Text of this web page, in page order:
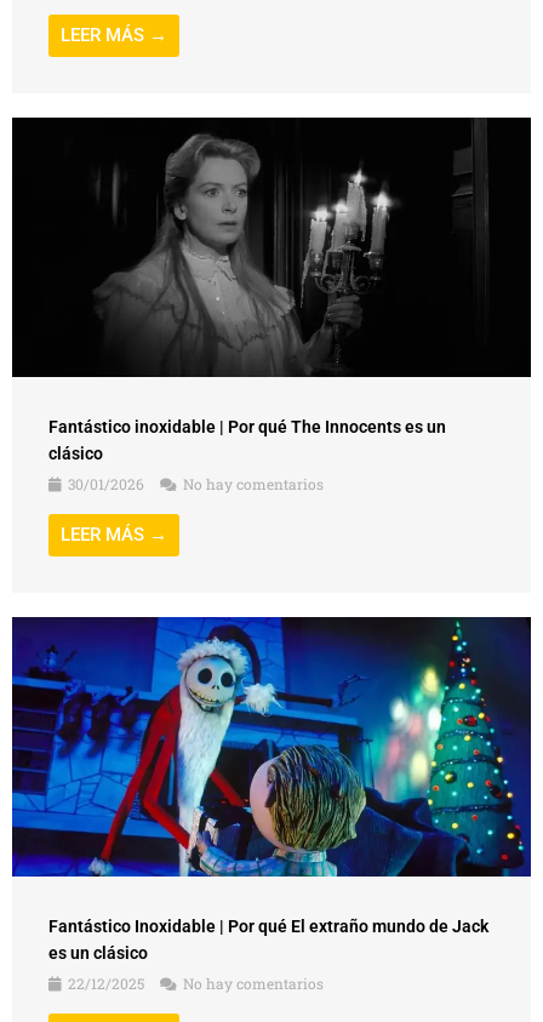
LEER MÁS →
Fantástico inoxidable | Por qué The Innocents es un
clásico
30/01/2026
No hay comentarios
LEER MÁS →
Fantástico Inoxidable | Por qué El extraño mundo de Jack
es un clásico
22/12/2025
No hay comentarios